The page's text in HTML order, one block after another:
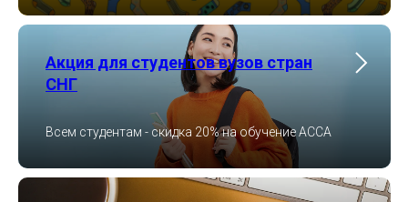
Акция для студентов вузов стран
СНГ
Всем студентам - скидка 20% на обучение ACCA